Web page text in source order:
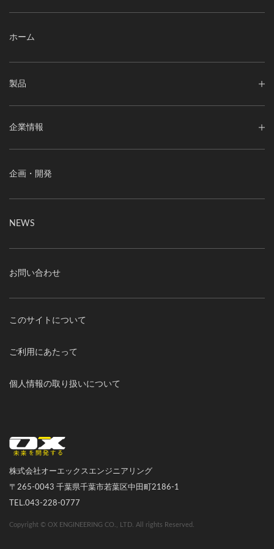
ホーム
製品
企業情報
企画・開発
NEWS
お問い合わせ
このサイトについて
ご利用にあたって
個人情報の取り扱いについて
株式会社オーエックスエンジニアリング
〒265-0043 千葉県千葉市若葉区中田町2186-1
TEL.043-228-0777
Copyright © OX ENGINEERING CO., LTD. All rights Reserved.